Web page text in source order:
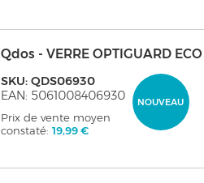
Qdos - VERRE OPTIGUARD
NOUVEAU
SKU: QDS06930
EAN: 5061008406930
Prix de vente moyen
constaté:19,99 €